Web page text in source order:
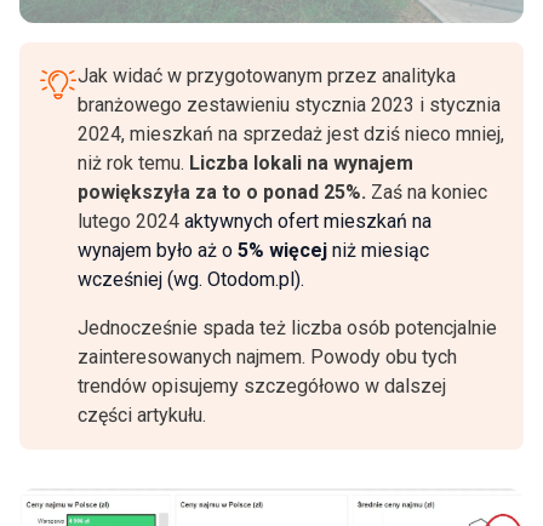
Jak widać w przygotowanym przez analityka
branżowego zestawieniu stycznia 2023 i stycznia
2024, mieszkań na sprzedaż jest dziś nieco mniej,
niż rok temu. Liczba lokali na wynajem
powiększyła za to o ponad 25%. Zaś na koniec
lutego 2024 aktywnych ofert mieszkań na
wynajem było aż o 5% więcej niż miesiąc
wcześniej (wg. Otodom.pl).
Jednocześnie spada też liczba osób potencjalnie
zainteresowanych najmem. Powody obu tych
trendów opisujemy szczegółowo w dalszej
części artykułu.